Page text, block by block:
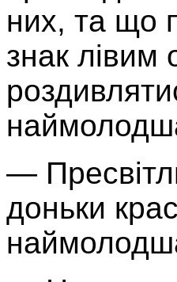
них, та що
знак лівим
—
доньки